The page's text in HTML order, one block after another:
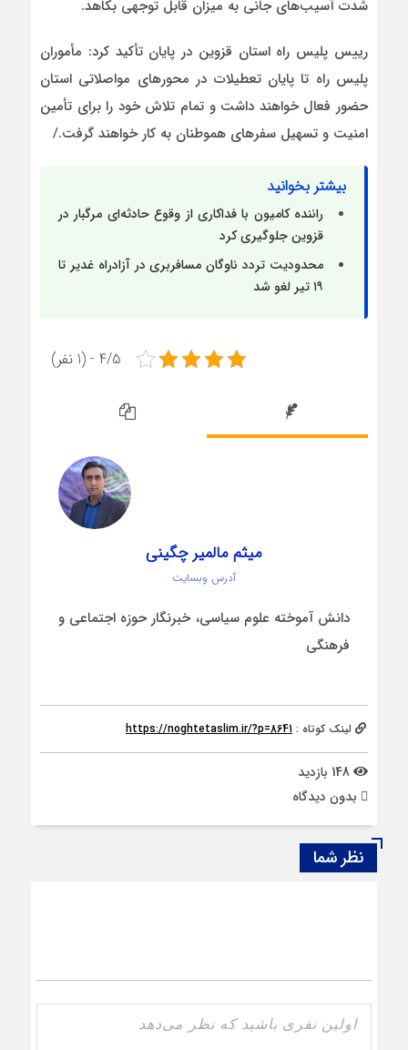
شدت آسیب‌های جانی به میزان قابل توجهی بکاهد.
رییس پلیس راه استان قزوین در پایان تأکید کرد: مأموران
پلیس راه تا پایان تعطیلات در محورهای مواصلاتی استان
حضور فعال خواهند داشت و تمام تلاش خود را برای تأمین
امنیت و تسهیل سفرهای هموطنان به کار خواهند گرفت./
بیشتر بخوانید
راننده کامیون با فداکاری از وقوع حادثه‌ای مرگبار در
قزوین جلوگیری کرد
محدودیت تردد ناوگان مسافربری در آزادراه غدیر تا
۱۹ تیر لغو شد
4/5 - (1 نفر)
میثم مالمیر چگینی
آدرس وبسایت
دانش آموخته علوم سیاسی، خبرنگار حوزه اجتماعی و
فرهنگی
لینک کوتاه : https://noghtetaslim.ir/?p=8641
بدون دیدگاه
نظر شما